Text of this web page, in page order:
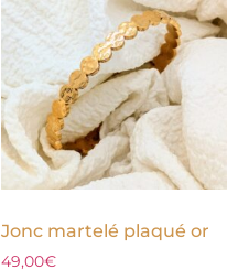
Jonc martelé plaqué or
49,00€